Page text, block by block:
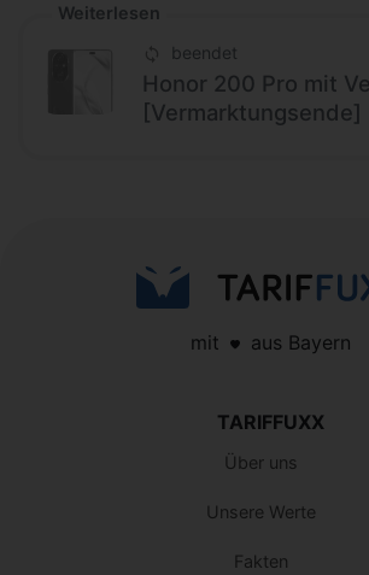
Weiterlesen
beendet
Honor 200 Pro mit
[Vermarktungsende]
mit aus Bayern
TARIFFUXX
Über uns
Unsere Werte
Fakten